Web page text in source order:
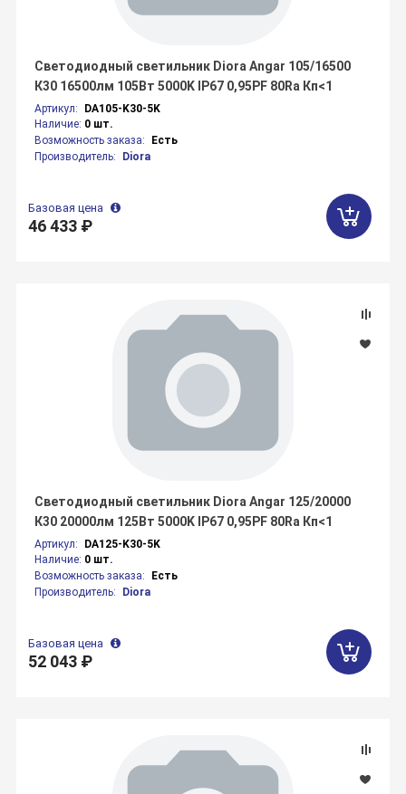
Артикул:
DA105-K30-5K
Наличие: 0 шт.
Возможность заказа:
Есть
Производитель:
Diora
Светодиодный светильник Diora Angar 105/16500
К30 16500лм 105Вт 5000K IP67 0,95PF 80Ra Кп<1
Базовая цена
46 433 ₽
Артикул:
DA125-K30-5K
Наличие: 0 шт.
Возможность заказа:
Есть
Производитель:
Diora
Светодиодный светильник Diora Angar 125/20000
К30 20000лм 125Вт 5000K IP67 0,95PF 80Ra Кп<1
Базовая цена
52 043 ₽